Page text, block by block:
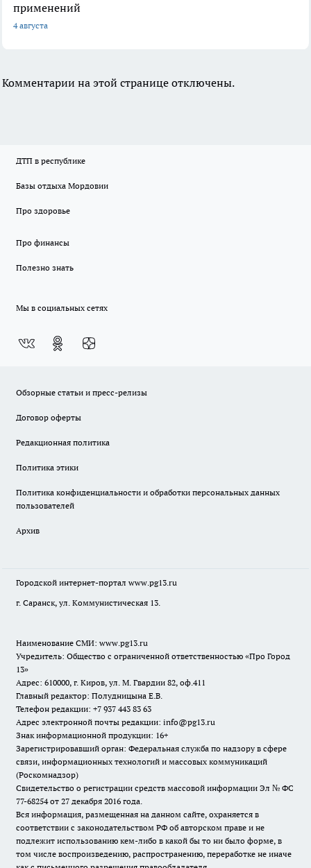
применений
4 августа
Комментарии на этой странице отключены.
ДТП в республике
Базы отдыха Мордовии
Про здоровье
Про финансы
Полезно знать
Мы в социальных сетях
Обзорные статьи и пресс-релизы
Договор оферты
Редакционная политика
Политика этики
Политика конфиденциальности и обработки персональных данных
пользователей
Архив
Городской интернет-портал www.pg13.ru
г. Саранск, ул. Коммунистическая 13.
Наименование СМИ: www.pg13.ru
Учредитель: Общество с ограниченной ответственностью «Про Город
13»
Адрес: 610000, г. Киров, ул. М. Гвардии 82, оф.411
Главный редактор: Полудницына Е.В.
Телефон редакции: +7 937 443 83 63
Адрес электронной почты редакции: info@pg13.ru
Знак информационной продукции: 16+
Зарегистрировавший орган: Федеральная служба по надзору в сфере
связи, информационных технологий и массовых коммуникаций
(Роскомнадзор)
Свидетельство о регистрации средств массовой информации Эл № ФС
77-68254 от 27 декабря 2016 года.
Вся информация, размещенная на данном сайте, охраняется в
соответствии с законодательством РФ об авторском праве и не
подлежит использованию кем-либо в какой бы то ни было форме, в
том числе воспроизведению, распространению, переработке не иначе